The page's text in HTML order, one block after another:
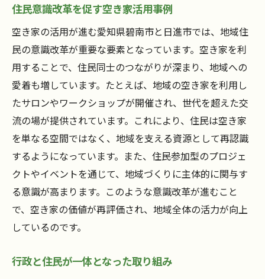
住民意識改革を促す空き家活用事例
空き家の活用が進む愛知県碧南市と日進市では、地域住
民の意識改革が重要な要素となっています。空き家を利
用することで、住民同士のつながりが深まり、地域への
愛着も増しています。たとえば、地域の空き家を利用し
たサロンやワークショップが開催され、世代を超えた交
流の場が提供されています。これにより、住民は空き家
を単なる空間ではなく、地域を支える資源として再認識
するようになっています。また、住民参加型のプロジェ
クトやイベントを通じて、地域づくりに主体的に関与す
る意識が高まります。このような意識改革が進むこと
で、空き家の価値が再評価され、地域全体の活力が向上
しているのです。
行政と住民が一体となった取り組み